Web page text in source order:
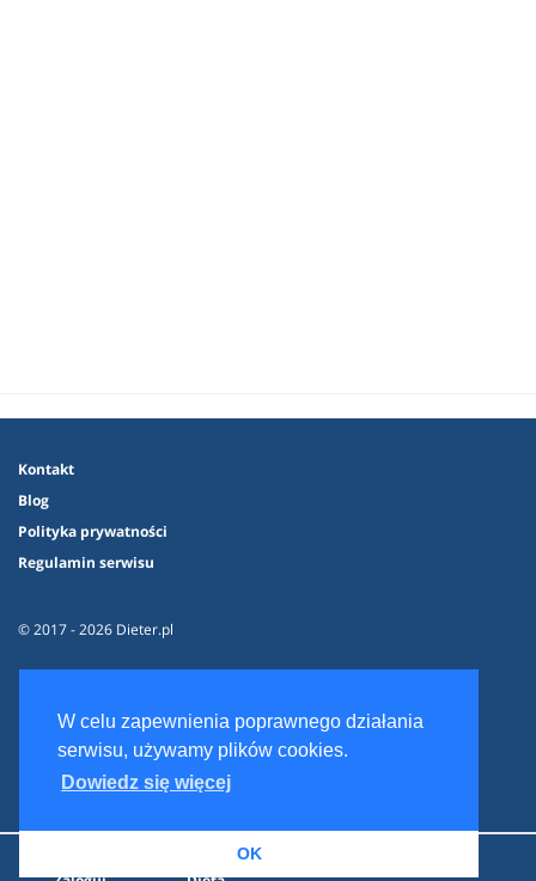
W celu zapewnienia poprawnego działania
serwisu, używamy plików cookies.
Dowiedz się więcej
OK
Kontakt
Blog
Polityka prywatności
Regulamin serwisu
© 2017 - 2026 Dieter.pl